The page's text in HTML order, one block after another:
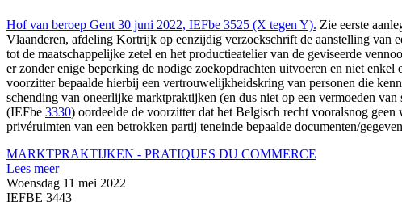
Hof van beroep Gent 30 juni 2022, IEFbe 3525 (X tegen Y). Zie eerste
Vlaanderen, afdeling Kortrijk op eenzijdig verzoekschrift de aanstelling van
tot de maatschappelijke zetel en het productieatelier van de geviseerde
er zonder enige beperking de nodige zoekopdrachten uitvoeren en niet
voorzitter bepaalde hierbij een vertrouwelijkheidskring van personen die
schending van oneerlijke marktpraktijken (en dus niet op een vermoeden
(IEFbe 3330) oordeelde de voorzitter dat het Belgisch recht vooralsnog
privéruimten van een betrokken partij teneinde bepaalde documenten/
MARKTPRAKTIJKEN - PRATIQUES DU COMMERCE
Lees meer
Woensdag 11 mei 2022
IEFBE 3443